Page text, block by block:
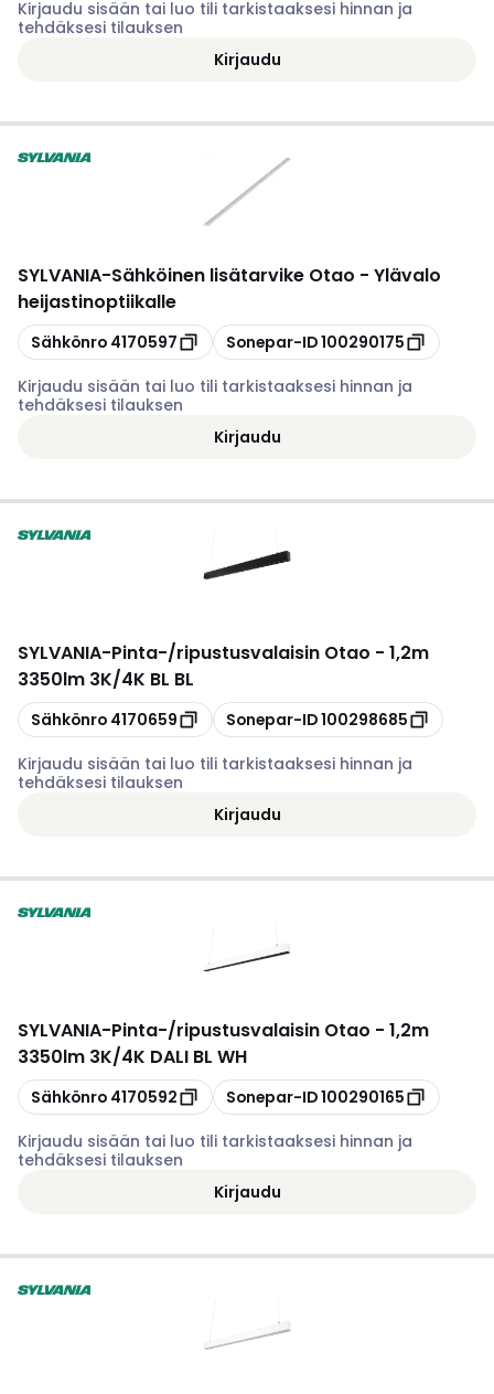
Kirjaudu sisään tai luo tili tarkistaaksesi hinnan ja
tehdäksesi tilauksen
Kirjaudu
SYLVANIA-Sähköinen lisätarvike Otao - Ylävalo
heijastinoptiikalle
Kopioi
Sähkönro 4170597 Kopioi
Sonepar-ID100290175
Kirjaudu sisään tai luo tili tarkistaaksesi hinnan ja
tehdäksesi tilauksen
Kirjaudu
SYLVANIA-Pinta-/ripustusvalaisin Otao - 1,2m
3350lm 3K/4K BL BL
Kopioi
Sähkönro 4170659 Kopioi
Sonepar-ID100298685
Kirjaudu sisään tai luo tili tarkistaaksesi hinnan ja
tehdäksesi tilauksen
Kirjaudu
SYLVANIA-Pinta-/ripustusvalaisin Otao - 1,2m
3350lm 3K/4K DALI BL WH
Kopioi
Sähkönro 4170592 Kopioi
Sonepar-ID100290165
Kirjaudu sisään tai luo tili tarkistaaksesi hinnan ja
tehdäksesi tilauksen
Kirjaudu